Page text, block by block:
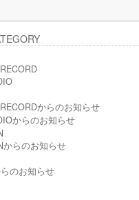
からのお知らせ
からのお知らせ
からのお知らせ
のお知らせ